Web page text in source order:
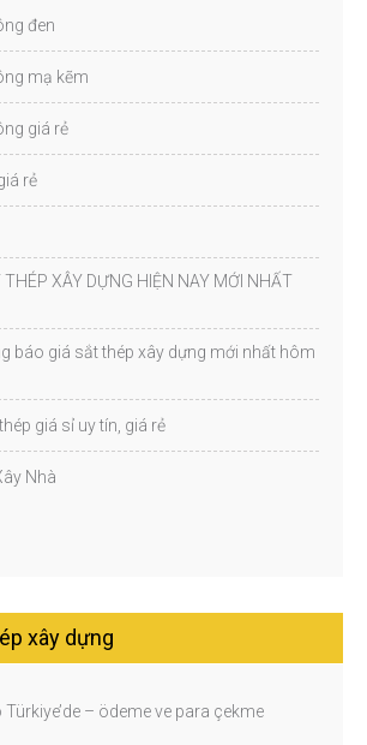
đen
mạ kẽm
giá rẻ
rẻ
THÉP XÂY DỰNG HIỆN NAY MỚI NHẤT
báo giá sắt thép xây dựng mới nhất hôm
giá sỉ uy tín, giá rẻ
Nhà
xây dựng
– ödeme ve para çekme